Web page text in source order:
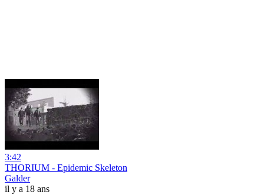
3:42
THORIUM - Epidemic Skeleton
Galder
il y a 18 ans